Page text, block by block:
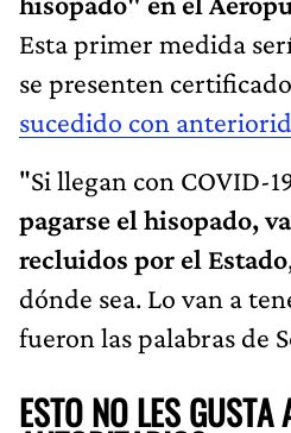
Esta primer medida
se presenten
sucedido con
"Si llegan con COVID-
pagarse el hisopado,
recluidos por el Estado
dónde sea. Lo van a
fueron las palabras de
ESTO NO LES GUSTA